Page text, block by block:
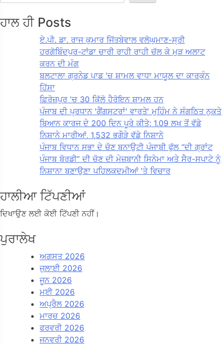
ਹਾਲ ਹੀ Posts
ਏ.ਪੀ. ਡਾ. ਰਾਜ ਕੁਮਾਰ ਜਿੱਤਬੇਵਾਲ ਵਲੋਘੁਮਾਣ-ਸ੍ਰੀ
ਹਰਗੋਬਿੰਦਪੁਰ-ਟਾਂਡਾ ਚਾਰੀ ਰਾਹੀ ਰਾਹੀ ਚੱਲ ਕੇ ਮੁੜ ਅਲਾਟ
ਕਰਨ ਦੀ ਮੰਗ
ਬਲਟਾਲਾ ਗ੍ਰਨੇਡ ਪਾਡ 'ਚ ਸ਼ਾਮਲ ਵਾਧਾ ਮਾਯੂਲ ਦਾ ਕਾਰਕੁੰਨ
ਹਿੱਸਾ
ਫ਼ਿਰੋਜ਼ਪੁਰ 'ਚ 30 ਕਿੱਲੋ ਹੈਰੋਇਨ ਸ਼ਾਮਲ ਹਨ
ਪੰਜਾਬ ਦੀ ਪ੍ਰਧਾਨ 'ਗੈਂਗਸਟਰਾਂ' ਵਾਰਤੇ' ਮੁਹਿੰਮ ਨੇ ਸੰਗਠਿਤ ਨੁਕਤੇ
ਬਿਆਨ ਕਾਰਜ ਦੇ 200 ਦਿਨ ਪੂਰੇ ਕੀਤੇ; 1.09 ਲਖ ਤੋਂ ਵੱਡੇ
ਨਿਸ਼ਾਨੇ ਮਾਰੀਆਂ, 1,532 ਭਗੌੜੇ ਵੱਡੇ ਨਿਸ਼ਾਨੇ
ਪੰਜਾਬ ਵਿਧਾਨ ਸਭਾ ਦੇ ਚੋਣ ਬਨਾਉਟੀ ਪੰਜਾਬੀ ਫੁੱਲ “ਦੀ ਗ੍ਰਾਂਟ
ਪੰਜਾਬ ਬੋਰਡੀ” ਦੀ ਚੋਣ ਦੀ ਮੇਜ਼ਬਾਨੀ ਸਿਨੇਮਾ ਅਤੇ ਸੈਰ-ਸਪਾਟੇ ਨੂੰ
ਨਿਸ਼ਾਨਾ ਬਣਾਉਣਾ ਪਹਿਲਕਦਮੀਆਂ 'ਤੇ ਵਿਚਾਰ
ਹਾਲੀਆ ਟਿੱਪਣੀਆਂ
ਦਿਖਾਉਣ ਲਈ ਕੋਈ ਟਿੱਪਣੀ ਨਹੀਂ।
ਪੁਰਾਲੇਖ
ਅਗਸਤ 2026
ਜੁਲਾਈ 2026
ਜੂਨ 2026
ਮਈ 2026
ਅਪ੍ਰੈਲ 2026
ਮਾਰਚ 2026
ਫਰਵਰੀ 2026
ਜਨਵਰੀ 2026